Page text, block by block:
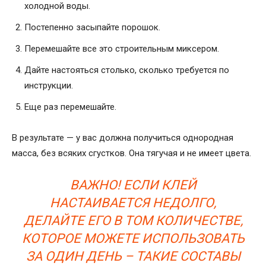
холодной воды.
Постепенно засыпайте порошок.
Перемешайте все это строительным миксером.
Дайте настояться столько, сколько требуется по
инструкции.
Еще раз перемешайте.
В результате — у вас должна получиться однородная
масса, без всяких сгустков. Она тягучая и не имеет цвета.
ВАЖНО! ЕСЛИ КЛЕЙ
НАСТАИВАЕТСЯ НЕДОЛГО,
ДЕЛАЙТЕ ЕГО В ТОМ КОЛИЧЕСТВЕ,
КОТОРОЕ МОЖЕТЕ ИСПОЛЬЗОВАТЬ
ЗА ОДИН ДЕНЬ – ТАКИЕ СОСТАВЫ